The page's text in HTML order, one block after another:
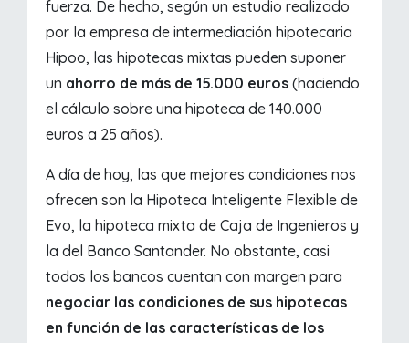
fuerza. De hecho, según un estudio realizado
por la empresa de intermediación hipotecaria
Hipoo, las hipotecas mixtas pueden suponer
un ahorro de más de 15.000 euros (haciendo
el cálculo sobre una hipoteca de 140.000
euros a 25 años).
A día de hoy, las que mejores condiciones nos
ofrecen son la Hipoteca Inteligente Flexible de
Evo, la hipoteca mixta de Caja de Ingenieros y
la del Banco Santander. No obstante, casi
todos los bancos cuentan con margen para
negociar las condiciones de sus hipotecas
en función de las características de los